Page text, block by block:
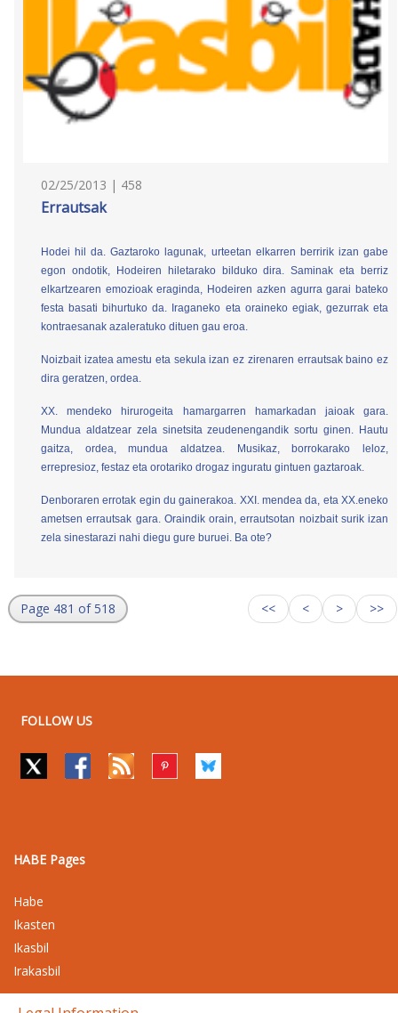
02/25/2013 | 458
Errautsak
Hodei hil da. Gaztaroko lagunak, urteetan elkarren berririk izan gabe
egon ondotik, Hodeiren hiletarako bilduko dira. Saminak eta berriz
elkartzearen emozioak eraginda, Hodeiren azken agurra garai bateko
festa basati bihurtuko da. Iraganeko eta oraineko egiak, gezurrak eta
kontraesanak azaleratuko dituen gau eroa.
Noizbait izatea amestu eta sekula izan ez zirenaren errautsak baino ez
dira geratzen, ordea.
XX. mendeko hirurogeita hamargarren hamarkadan jaioak gara.
Mundua aldatzear zela sinetsita zeudenengandik sortu ginen. Hautu
gaitza, ordea, mundua aldatzea. Musikaz, borrokarako leloz,
errepresioz, festaz eta orotariko drogaz inguratu gintuen gaztaroak.
Denboraren errotak egin du gainerakoa. XXI. mendea da, eta XX.eneko
ametsen errautsak gara. Oraindik orain, errautsotan noizbait surik izan
zela sinestarazi nahi diegu gure buruei. Ba ote?
Page 481 of 518 << < > >>
FOLLOW US
HABE Pages
Habe
Ikasten
Ikasbil
Irakasbil